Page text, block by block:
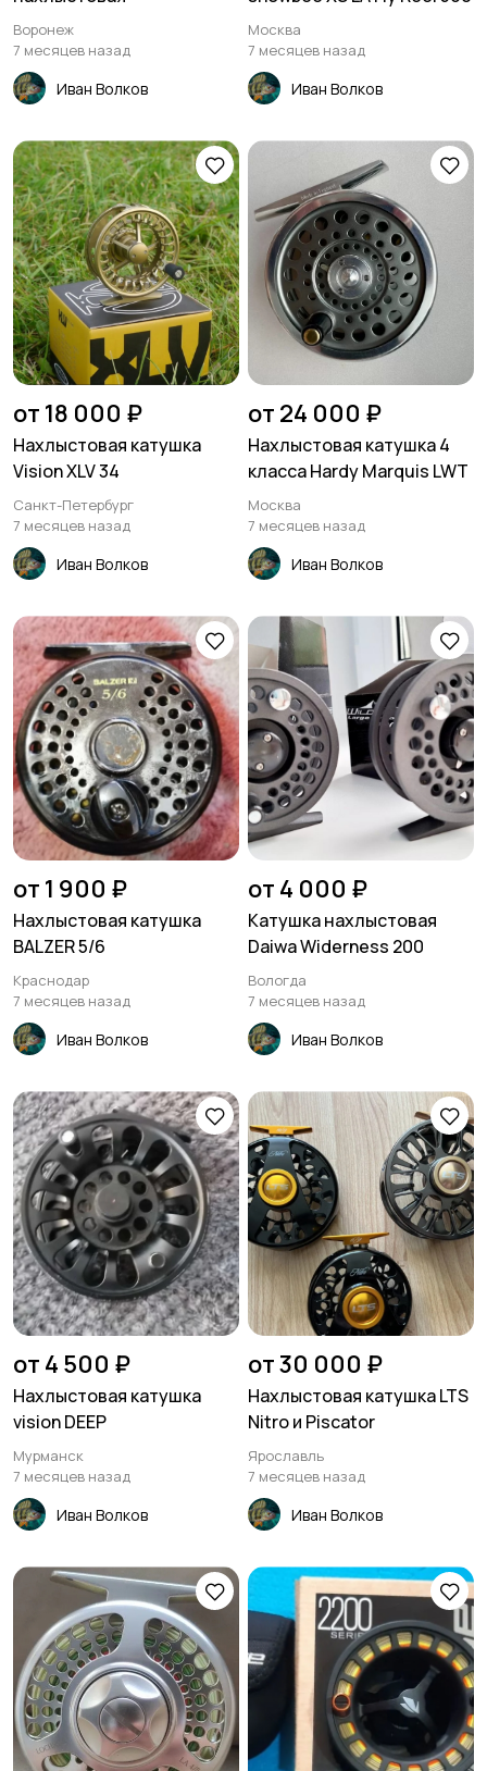
Воронеж
7 месяцев назад
Иван Волков
Москва
7 месяцев назад
Иван Волков
от 18 000 ₽
Нахлыстовая катушка
Vision XLV 34
Санкт-Петербург
7 месяцев назад
Иван Волков
от 24 000 ₽
Нахлыстовая катушка 4
класса Hardy Marquis LWT
Москва
7 месяцев назад
Иван Волков
от 1 900 ₽
Нахлыстовая катушка
BALZER 5/6
Краснодар
7 месяцев назад
Иван Волков
от 4 000 ₽
Катушка нахлыстовая
Daiwa Widerness 200
Вологда
7 месяцев назад
Иван Волков
от 4 500 ₽
Нахлыстовая катушка
vision DEEP
Мурманск
7 месяцев назад
Иван Волков
от 30 000 ₽
Нахлыстовая катушка LTS
Nitro и Piscator
Ярославль
7 месяцев назад
Иван Волков